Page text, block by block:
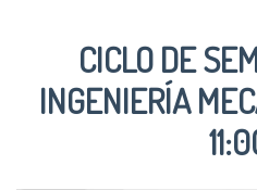
CICLO DE
INGENIERÍA